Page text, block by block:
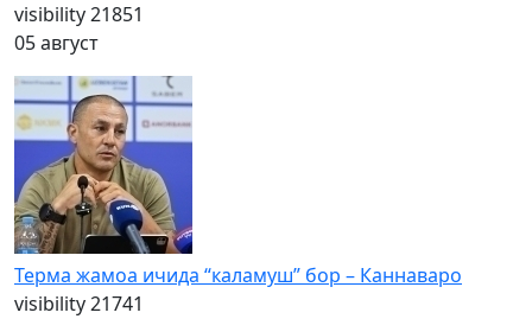
visibility21851
05 август
Терма жамоа ичида “каламуш” бор – Каннаваро
visibility21741